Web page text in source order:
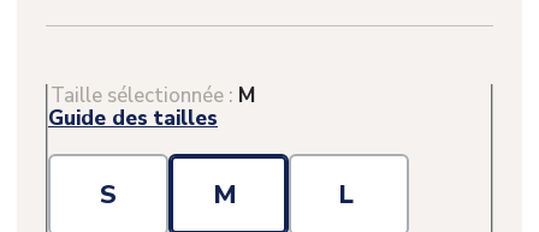
Taille sélectionnée : M
Guide des tailles
S M L